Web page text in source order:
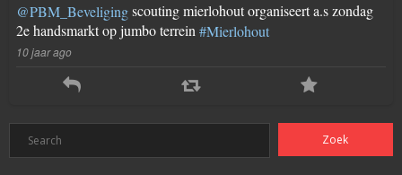
@PBM_Beveligingscouting mierlohout organiseert a.s zondag
2e handsmarkt op jumbo terrein #Mierlohout
10 jaar ago